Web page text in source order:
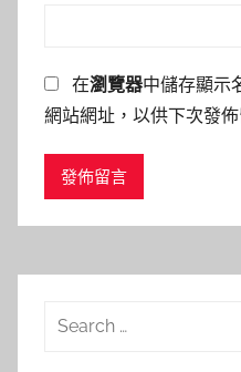
在瀏覽器中儲存顯示
網站網址，以供下次發佈
Search